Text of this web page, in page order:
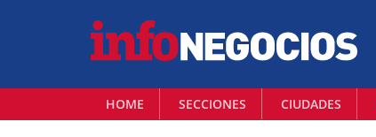
HOME SECCIONES CIUDADES